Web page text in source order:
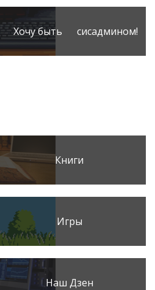
Хочу быть сисадмином!
Книги
Игры
Наш Дзен